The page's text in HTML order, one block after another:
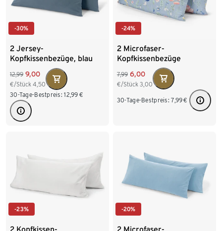
-30%
2 Jersey-
Kopfkissenbezüge, blau
12,99 9,00
€/Stück 4,50
30-Tage-Bestpreis: 12,99 €
-24%
2 Microfaser-
Kopfkissenbezüge
7,99 6,00
€/Stück 3,00
30-Tage-Bestpreis: 7,99€
-23%
2 Kopfkissen-
-20%
2 Microfaser-